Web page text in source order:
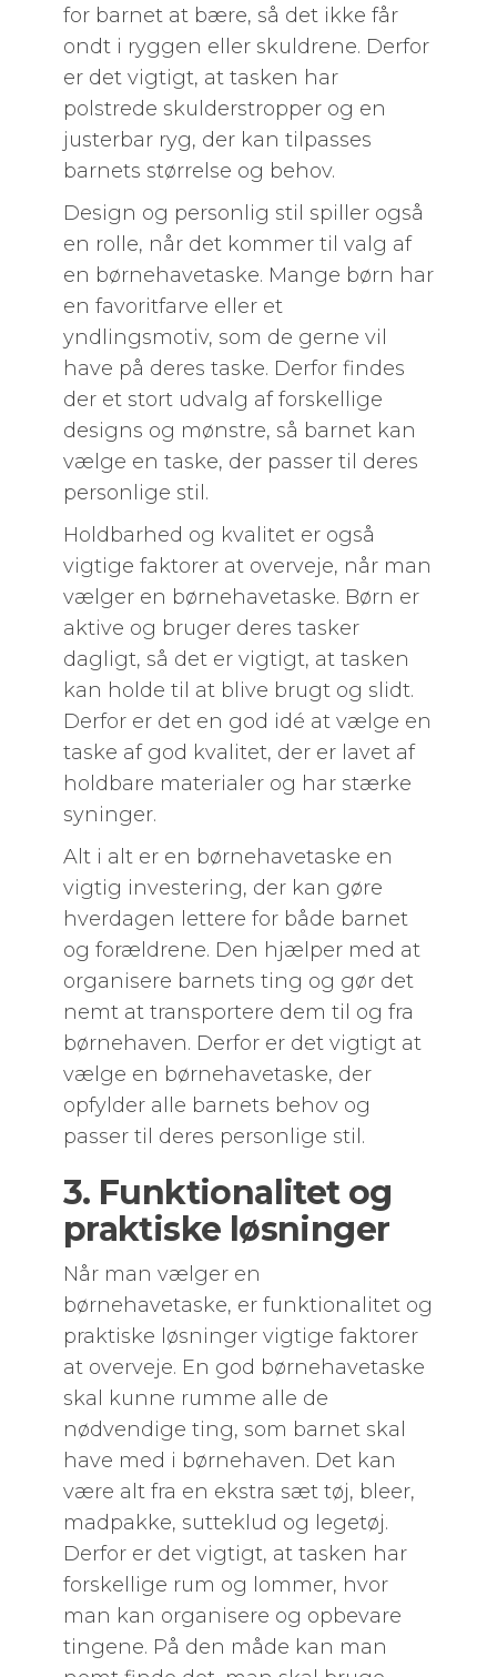
for barnet at bære, så det ikke får
ondt i ryggen eller skuldrene. Derfor
er det vigtigt, at tasken har
polstrede skulderstropper og en
justerbar ryg, der kan tilpasses
barnets størrelse og behov.
Design og personlig stil spiller også
en rolle, når det kommer til valg af
en børnehavetaske. Mange børn har
en favoritfarve eller et
yndlingsmotiv, som de gerne vil
have på deres taske. Derfor findes
der et stort udvalg af forskellige
designs og mønstre, så barnet kan
vælge en taske, der passer til deres
personlige stil.
Holdbarhed og kvalitet er også
vigtige faktorer at overveje, når man
vælger en børnehavetaske. Børn er
aktive og bruger deres tasker
dagligt, så det er vigtigt, at tasken
kan holde til at blive brugt og slidt.
Derfor er det en god idé at vælge en
taske af god kvalitet, der er lavet af
holdbare materialer og har stærke
syninger.
Alt i alt er en børnehavetaske en
vigtig investering, der kan gøre
hverdagen lettere for både barnet
og forældrene. Den hjælper med at
organisere barnets ting og gør det
nemt at transportere dem til og fra
børnehaven. Derfor er det vigtigt at
vælge en børnehavetaske, der
opfylder alle barnets behov og
passer til deres personlige stil.
3. Funktionalitet og
praktiske løsninger
Når man vælger en
børnehavetaske, er funktionalitet og
praktiske løsninger vigtige faktorer
at overveje. En god børnehavetaske
skal kunne rumme alle de
nødvendige ting, som barnet skal
have med i børnehaven. Det kan
være alt fra en ekstra sæt tøj, bleer,
madpakke, sutteklud og legetøj.
Derfor er det vigtigt, at tasken har
forskellige rum og lommer, hvor
man kan organisere og opbevare
tingene. På den måde kan man